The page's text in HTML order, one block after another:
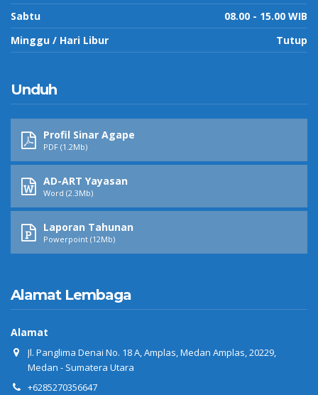
Sabtu
08.00 - 15.00 WIB
Minggu / Hari Libur
Tutup
Unduh
Profil Sinar Agape
PDF (1.2Mb)
AD-ART Yayasan
Word (2.3Mb)
Laporan Tahunan
Powerpoint (12Mb)
Alamat Lembaga
Alamat
Jl. Panglima Denai No. 18 A, Amplas, Medan Amplas, 20229,
Medan - Sumatera Utara
+6285270356647